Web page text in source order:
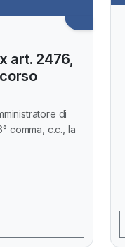
art. 2476,
di
comma, c.c., la